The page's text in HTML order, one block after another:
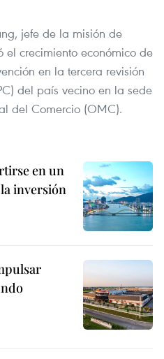
jefe de la misión de
el crecimiento económico de
en la tercera revisión
del país vecino en la sede
del Comercio (OMC).
en un
inversión